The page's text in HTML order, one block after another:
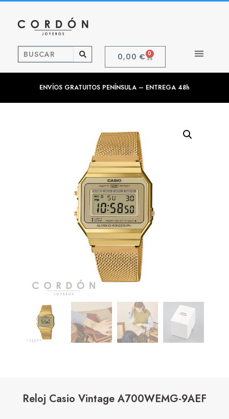
0,00 € 0
ENVÍOS GRATUITOS PENÍNSULA – ENTREGA 48h
Reloj Casio Vintage A700WEMG-9AEF